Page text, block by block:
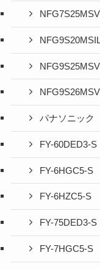
NFG7S25MSV
NFG9S25MSV
NFG9S26MSV
パナソニック
FY-60DED3-S
FY-6HGC5-S
FY-6HZC5-S
FY-75DED3-S
FY-7HGC5-S